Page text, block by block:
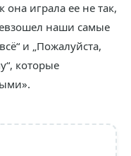
она играла ее не так,
наши самые
и „Пожалуйста,
которые